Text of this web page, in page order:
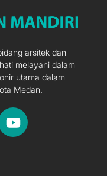
arsitek dan
melayani dalam
utama dalam
Medan.
Y
o